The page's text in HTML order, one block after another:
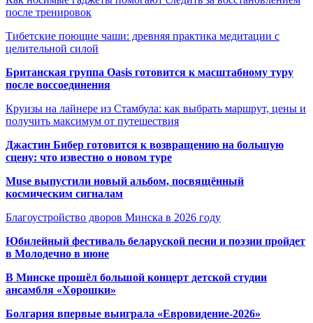
после тренировок
Тибетские поющие чаши: древняя практика медитации с
целительной силой
Британская группа Oasis готовится к масштабному туру
после воссоединения
Круизы на лайнере из Стамбула: как выбрать маршрут, цены и
получить максимум от путешествия
Джастин Бибер готовится к возвращению на большую
сцену: что известно о новом туре
Muse выпустили новый альбом, посвящённый
космическим сигналам
Благоустройство дворов Минска в 2026 году
Юбилейный фестиваль беларуской песни и поэзии пройдет
в Молодечно в июне
В Минске прошёл большой концерт детской студии
ансамбля «Хорошки»
Болгария впервые выиграла «Евровидение-2026»